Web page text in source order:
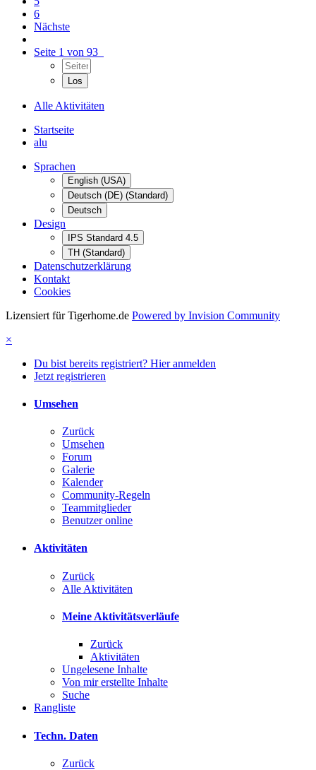
6
Nächste
Seite 1 von 93
Alle Aktivitäten
Startseite
alu
Sprachen
English (USA)
Deutsch (DE) (Standard)
Deutsch
Design
IPS Standard 4.5
TH (Standard)
Datenschutzerklärung
Kontakt
Cookies
Lizensiert für Tigerhome.de Powered by Invision Community
×
Du bist bereits registriert? Hier anmelden
Jetzt registrieren
Umsehen
Zurück
Umsehen
Forum
Galerie
Kalender
Community-Regeln
Teammitglieder
Benutzer online
Aktivitäten
Zurück
Alle Aktivitäten
Meine Aktivitätsverläufe
Zurück
Aktivitäten
Ungelesene Inhalte
Von mir erstellte Inhalte
Suche
Rangliste
Techn. Daten
Zurück